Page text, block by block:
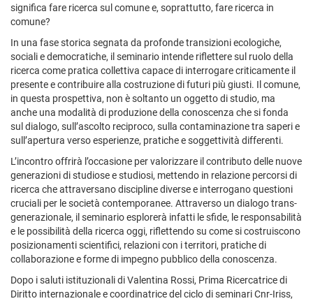
significa fare ricerca sul comune e, soprattutto, fare ricerca in
comune?
In una fase storica segnata da profonde transizioni ecologiche,
sociali e democratiche, il seminario intende riflettere sul ruolo della
ricerca come pratica collettiva capace di interrogare criticamente il
presente e contribuire alla costruzione di futuri più giusti. Il comune,
in questa prospettiva, non è soltanto un oggetto di studio, ma
anche una modalità di produzione della conoscenza che si fonda
sul dialogo, sull’ascolto reciproco, sulla contaminazione tra saperi e
sull’apertura verso esperienze, pratiche e soggettività differenti.
L’incontro offrirà l’occasione per valorizzare il contributo delle nuove
generazioni di studiose e studiosi, mettendo in relazione percorsi di
ricerca che attraversano discipline diverse e interrogano questioni
cruciali per le società contemporanee. Attraverso un dialogo trans-
generazionale, il seminario esplorerà infatti le sfide, le responsabilità
e le possibilità della ricerca oggi, riflettendo su come si costruiscono
posizionamenti scientifici, relazioni con i territori, pratiche di
collaborazione e forme di impegno pubblico della conoscenza.
Dopo i saluti istituzionali di Valentina Rossi, Prima Ricercatrice di
Diritto internazionale e coordinatrice del ciclo di seminari Cnr-Iriss,